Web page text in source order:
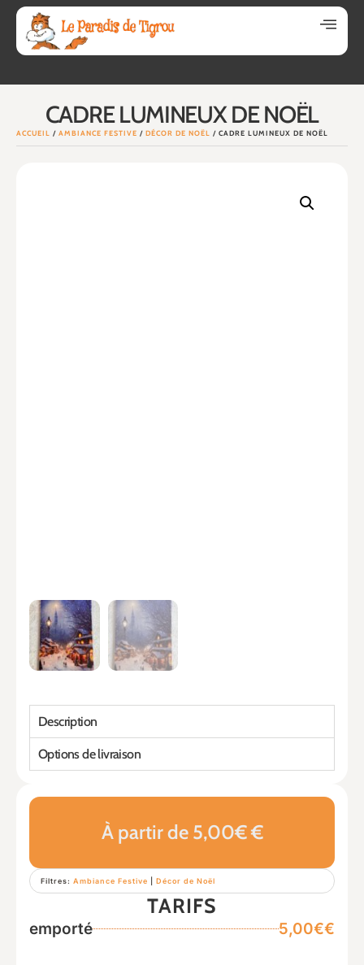
CADRE LUMINEUX DE NOËL
ACCUEIL / AMBIANCE FESTIVE / DÉCOR DE NOËL / CADRE LUMINEUX DE NOËL
À partir de 5,00€ €
Filtres: Ambiance Festive Décor de Noël
TARIFS
emporté 5,00€€
Description
Options de livraison